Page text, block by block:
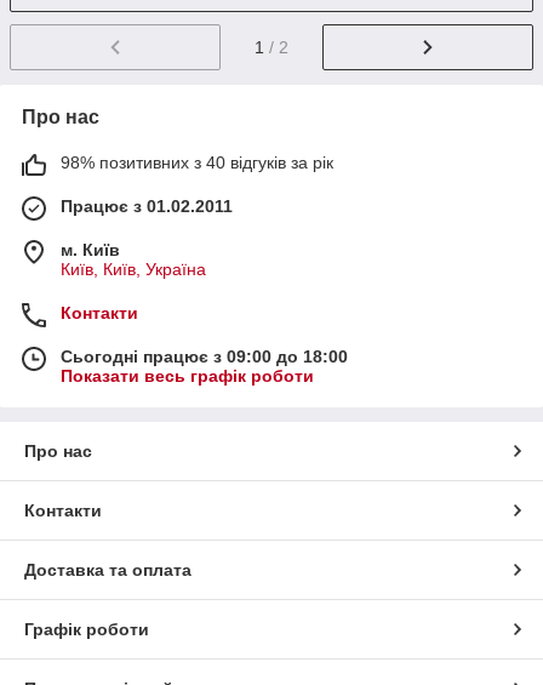
1 / 2
Про нас
98% позитивних з 40 відгуків за рік
Працює з 01.02.2011
м. Київ
Київ, Київ, Україна
Контакти
Сьогодні працює з 09:00 до 18:00
Показати весь графік роботи
Про нас
Контакти
Доставка та оплата
Графік роботи